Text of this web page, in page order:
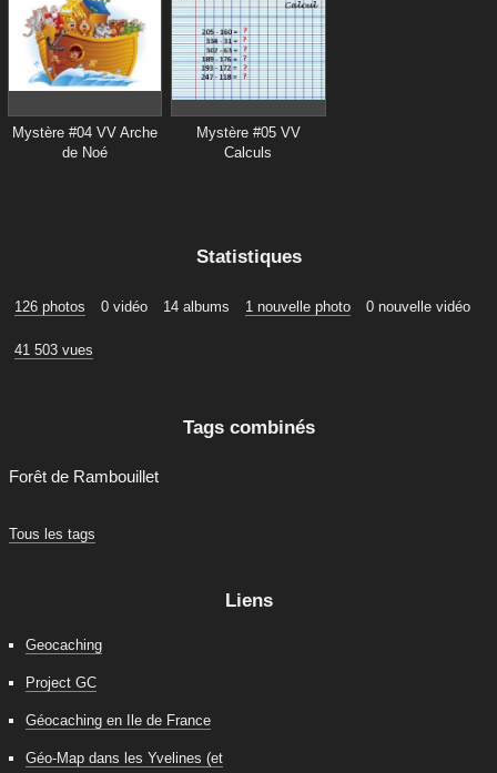
Mystère #04 VV Arche
de Noé
Mystère #05 VV
Calculs
Statistiques
126 photos 0 vidéo 14 albums 1 nouvelle photo 0 nouvelle vidéo
41 503 vues
Tags combinés
Forêt de Rambouillet
Tous les tags
Liens
Geocaching
Project GC
Géocaching en Ile de France
Géo-Map dans les Yvelines (et